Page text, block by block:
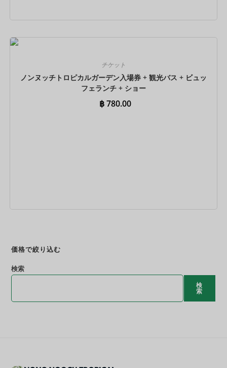
今すぐ予約
チケット
ノンヌッチトロピカルガーデン入場券 + 観光バス + ビュッ
フェランチ + ショー
฿780.00
価格で絞り込む
検索
検
索